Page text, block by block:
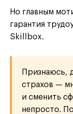
Но главным
гарантия
Skillbox.
Признаюсь,
страхов —
и сменить
непросто.